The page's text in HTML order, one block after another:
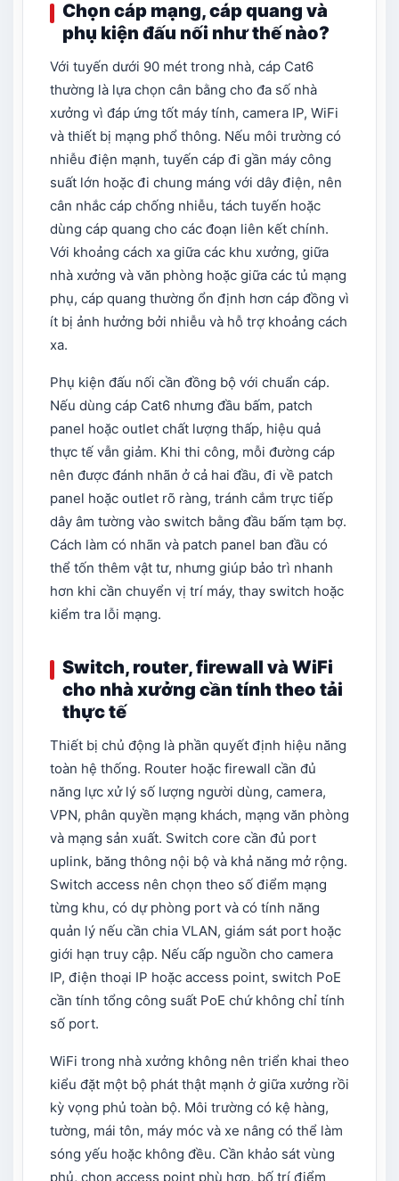
Chọn cáp mạng, cáp quang và
phụ kiện đấu nối như thế nào?
Với tuyến dưới 90 mét trong nhà, cáp Cat6
thường là lựa chọn cân bằng cho đa số nhà
xưởng vì đáp ứng tốt máy tính, camera IP, WiFi
và thiết bị mạng phổ thông. Nếu môi trường có
nhiễu điện mạnh, tuyến cáp đi gần máy công
suất lớn hoặc đi chung máng với dây điện, nên
cân nhắc cáp chống nhiễu, tách tuyến hoặc
dùng cáp quang cho các đoạn liên kết chính.
Với khoảng cách xa giữa các khu xưởng, giữa
nhà xưởng và văn phòng hoặc giữa các tủ mạng
phụ, cáp quang thường ổn định hơn cáp đồng vì
ít bị ảnh hưởng bởi nhiễu và hỗ trợ khoảng cách
xa.
Phụ kiện đấu nối cần đồng bộ với chuẩn cáp.
Nếu dùng cáp Cat6 nhưng đầu bấm, patch
panel hoặc outlet chất lượng thấp, hiệu quả
thực tế vẫn giảm. Khi thi công, mỗi đường cáp
nên được đánh nhãn ở cả hai đầu, đi về patch
panel hoặc outlet rõ ràng, tránh cắm trực tiếp
dây âm tường vào switch bằng đầu bấm tạm bợ.
Cách làm có nhãn và patch panel ban đầu có
thể tốn thêm vật tư, nhưng giúp bảo trì nhanh
hơn khi cần chuyển vị trí máy, thay switch hoặc
kiểm tra lỗi mạng.
Switch, router, firewall và WiFi
cho nhà xưởng cần tính theo tải
thực tế
Thiết bị chủ động là phần quyết định hiệu năng
toàn hệ thống. Router hoặc firewall cần đủ
năng lực xử lý số lượng người dùng, camera,
VPN, phân quyền mạng khách, mạng văn phòng
và mạng sản xuất. Switch core cần đủ port
uplink, băng thông nội bộ và khả năng mở rộng.
Switch access nên chọn theo số điểm mạng
từng khu, có dự phòng port và có tính năng
quản lý nếu cần chia VLAN, giám sát port hoặc
giới hạn truy cập. Nếu cấp nguồn cho camera
IP, điện thoại IP hoặc access point, switch PoE
cần tính tổng công suất PoE chứ không chỉ tính
số port.
WiFi trong nhà xưởng không nên triển khai theo
kiểu đặt một bộ phát thật mạnh ở giữa xưởng rồi
kỳ vọng phủ toàn bộ. Môi trường có kệ hàng,
tường, mái tôn, máy móc và xe nâng có thể làm
sóng yếu hoặc không đều. Cần khảo sát vùng
phủ, chọn access point phù hợp, bố trí điểm